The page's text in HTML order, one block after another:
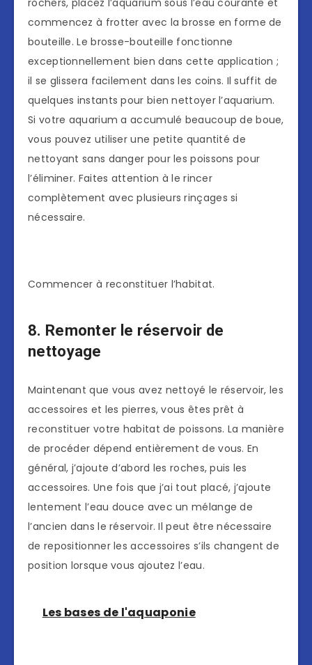
rochers, placez l’aquarium sous l’eau courante et
commencez à frotter avec la brosse en forme de
bouteille. Le brosse-bouteille fonctionne
exceptionnellement bien dans cette application ;
il se glissera facilement dans les coins. Il suffit de
quelques instants pour bien nettoyer l’aquarium.
Si votre aquarium a accumulé beaucoup de boue,
vous pouvez utiliser une petite quantité de
nettoyant sans danger pour les poissons pour
l’éliminer. Faites attention à le rincer
complètement avec plusieurs rinçages si
nécessaire.
Commencer à reconstituer l’habitat.
8. Remonter le réservoir de
nettoyage
Maintenant que vous avez nettoyé le réservoir, les
accessoires et les pierres, vous êtes prêt à
reconstituer votre habitat de poissons. La manière
de procéder dépend entièrement de vous. En
général, j’ajoute d’abord les roches, puis les
accessoires. Une fois que j’ai tout placé, j’ajoute
lentement l’eau douce avec un mélange de
l’ancien dans le réservoir. Il peut être nécessaire
de repositionner les accessoires s’ils changent de
position lorsque vous ajoutez l’eau.
Les bases de l'aquaponie